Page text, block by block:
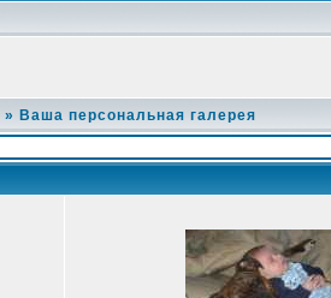
» Ваша персональная галерея